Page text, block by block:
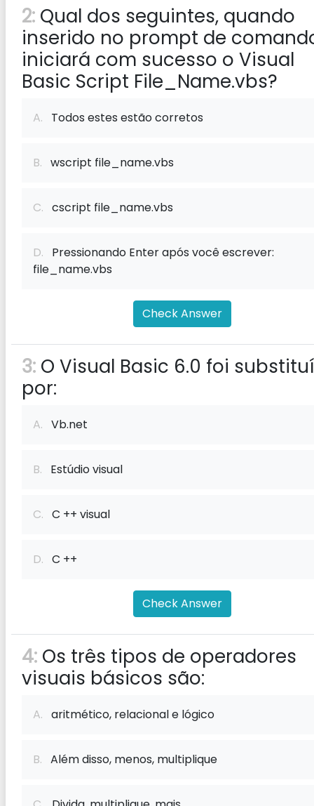
2: Qual dos seguintes, quando
inserido no prompt de
iniciará com sucesso o Visual
Basic Script File_Name.vbs?
A. Todos estes estão corretos
B. wscript file_name.vbs
C. cscript file_name.vbs
D. Pressionando Enter após você escrever:
file_name.vbs
Check Answer
3: O Visual Basic 6.0 foi
por:
A. Vb.net
B. Estúdio visual
C. C ++ visual
D. C ++
Check Answer
4: Os três tipos de operadores
visuais básicos são:
A. aritmético, relacional e lógico
B. Além disso, menos, multiplique